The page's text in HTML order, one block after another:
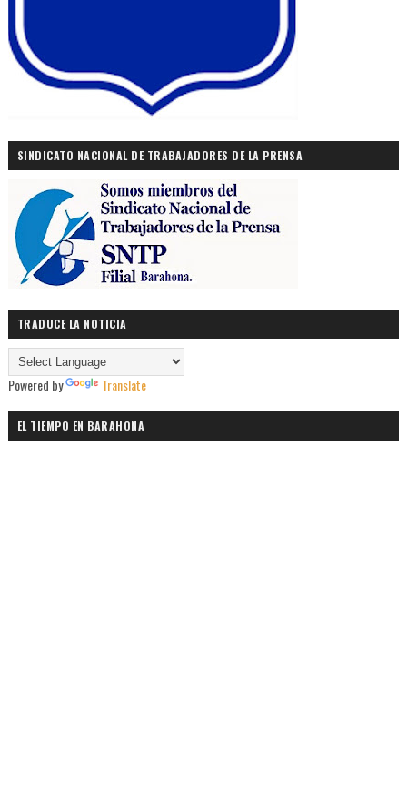
SINDICATO NACIONAL DE TRABAJADORES DE LA PRENSA
TRADUCE LA NOTICIA
Powered by Translate
EL TIEMPO EN BARAHONA